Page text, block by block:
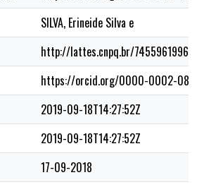
SILVA, Erineide Silva e
http://lattes.cnpq.br/
https://orcid.org/0000-0002-
2019-09-18T14:27:52Z
2019-09-18T14:27:52Z
17-09-2018